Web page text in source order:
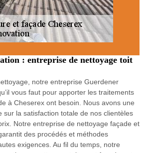
: entreprise de nettoyage toit
notre entreprise Guerdener
vous faut pour apporter les traitements
à Cheserex ont besoin. Nous avons une
sur la satisfaction totale de nos clientèles
Notre entreprise de nettoyage façade et
des procédés et méthodes
exigences. Au fil du temps, notre